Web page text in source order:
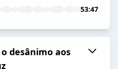
53:47
desânimo aos